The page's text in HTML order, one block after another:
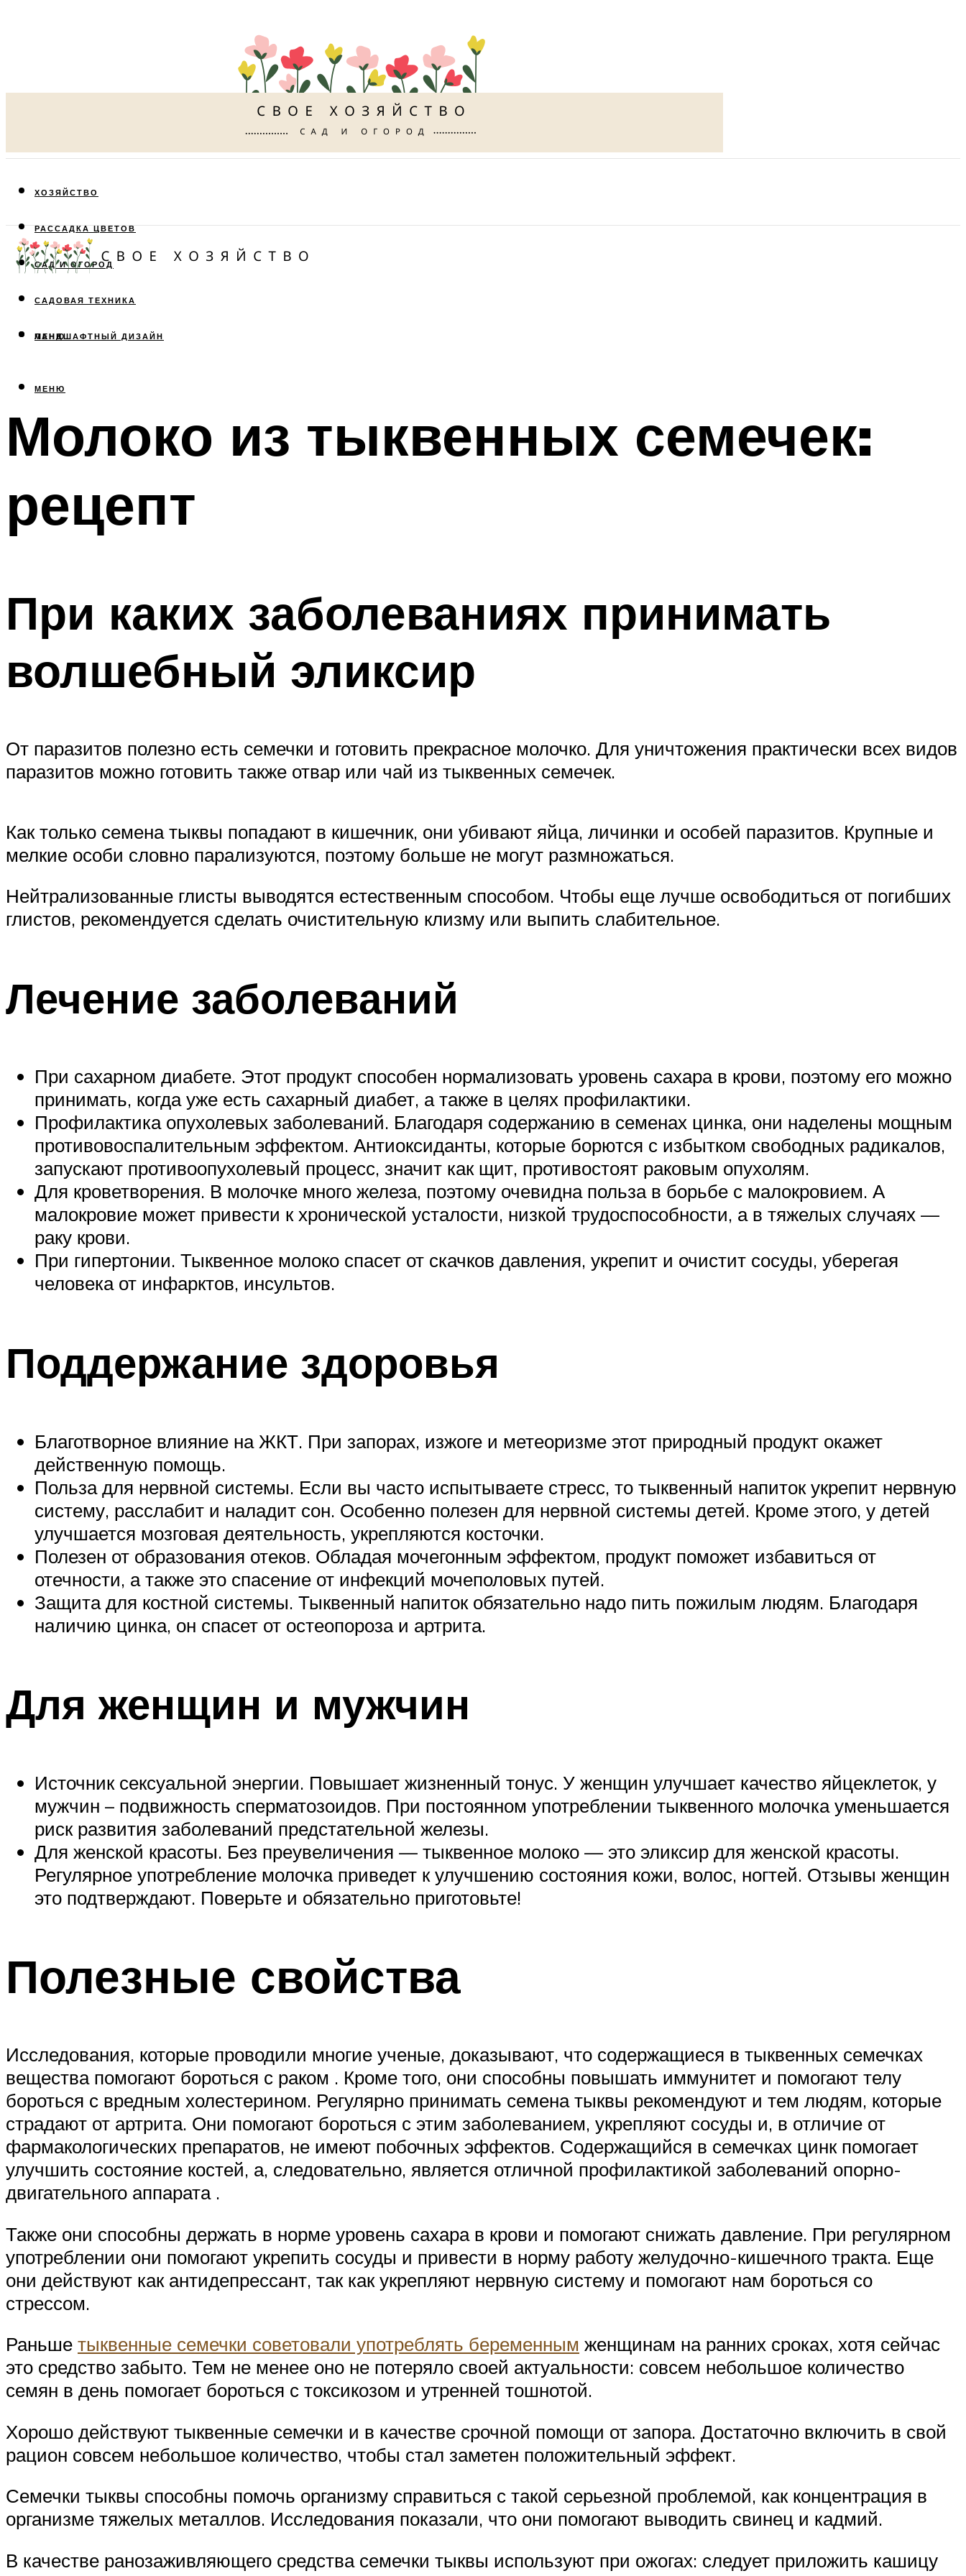
ХОЗЯЙСТВО
РАССАДКА ЦВЕТОВ
САД И ОГОРОД
САДОВАЯ ТЕХНИКА
ЛАНДШАФТНЫЙ ДИЗАЙН
МЕНЮ
МЕНЮ
Молоко из тыквенных семечек:
рецепт
При каких заболеваниях принимать
волшебный эликсир
От паразитов полезно есть семечки и готовить прекрасное молочко. Для уничтожения практически всех видов
паразитов можно готовить также отвар или чай из тыквенных семечек.
Как только семена тыквы попадают в кишечник, они убивают яйца, личинки и особей паразитов. Крупные и
мелкие особи словно парализуются, поэтому больше не могут размножаться.
Нейтрализованные глисты выводятся естественным способом. Чтобы еще лучше освободиться от погибших
глистов, рекомендуется сделать очистительную клизму или выпить слабительное.
Лечение заболеваний
При сахарном диабете. Этот продукт способен нормализовать уровень сахара в крови, поэтому его можно
принимать, когда уже есть сахарный диабет, а также в целях профилактики.
Профилактика опухолевых заболеваний. Благодаря содержанию в семенах цинка, они наделены мощным
противовоспалительным эффектом. Антиоксиданты, которые борются с избытком свободных радикалов,
запускают противоопухолевый процесс, значит как щит, противостоят раковым опухолям.
Для кроветворения. В молочке много железа, поэтому очевидна польза в борьбе с малокровием. А
малокровие может привести к хронической усталости, низкой трудоспособности, а в тяжелых случаях —
раку крови.
При гипертонии. Тыквенное молоко спасет от скачков давления, укрепит и очистит сосуды, уберегая
человека от инфарктов, инсультов.
Поддержание здоровья
Благотворное влияние на ЖКТ. При запорах, изжоге и метеоризме этот природный продукт окажет
действенную помощь.
Польза для нервной системы. Если вы часто испытываете стресс, то тыквенный напиток укрепит нервную
систему, расслабит и наладит сон. Особенно полезен для нервной системы детей. Кроме этого, у детей
улучшается мозговая деятельность, укрепляются косточки.
Полезен от образования отеков. Обладая мочегонным эффектом, продукт поможет избавиться от
отечности, а также это спасение от инфекций мочеполовых путей.
Защита для костной системы. Тыквенный напиток обязательно надо пить пожилым людям. Благодаря
наличию цинка, он спасет от остеопороза и артрита.
Для женщин и мужчин
Источник сексуальной энергии. Повышает жизненный тонус. У женщин улучшает качество яйцеклеток, у
мужчин – подвижность сперматозоидов. При постоянном употреблении тыквенного молочка уменьшается
риск развития заболеваний предстательной железы.
Для женской красоты. Без преувеличения — тыквенное молоко — это эликсир для женской красоты.
Регулярное употребление молочка приведет к улучшению состояния кожи, волос, ногтей. Отзывы женщин
это подтверждают. Поверьте и обязательно приготовьте!
Полезные свойства
Исследования, которые проводили многие ученые, доказывают, что содержащиеся в тыквенных семечках
вещества помогают бороться с раком . Кроме того, они способны повышать иммунитет и помогают телу
бороться с вредным холестерином. Регулярно принимать семена тыквы рекомендуют и тем людям, которые
страдают от артрита. Они помогают бороться с этим заболеванием, укрепляют сосуды и, в отличие от
фармакологических препаратов, не имеют побочных эффектов. Содержащийся в семечках цинк помогает
улучшить состояние костей, а, следовательно, является отличной профилактикой заболеваний опорно-
двигательного аппарата .
Также они способны держать в норме уровень сахара в крови и помогают снижать давление. При регулярном
употреблении они помогают укрепить сосуды и привести в норму работу желудочно-кишечного тракта. Еще
они действуют как антидепрессант, так как укрепляют нервную систему и помогают нам бороться со
стрессом.
Раньше тыквенные семечки советовали употреблять беременным женщинам на ранних сроках, хотя сейчас
это средство забыто. Тем не менее оно не потеряло своей актуальности: совсем небольшое количество
семян в день помогает бороться с токсикозом и утренней тошнотой.
Хорошо действуют тыквенные семечки и в качестве срочной помощи от запора. Достаточно включить в свой
рацион совсем небольшое количество, чтобы стал заметен положительный эффект.
Семечки тыквы способны помочь организму справиться с такой серьезной проблемой, как концентрация в
организме тяжелых металлов. Исследования показали, что они помогают выводить свинец и кадмий.
В качестве ранозаживляющего средства семечки тыквы используют при ожогах: следует приложить кашицу